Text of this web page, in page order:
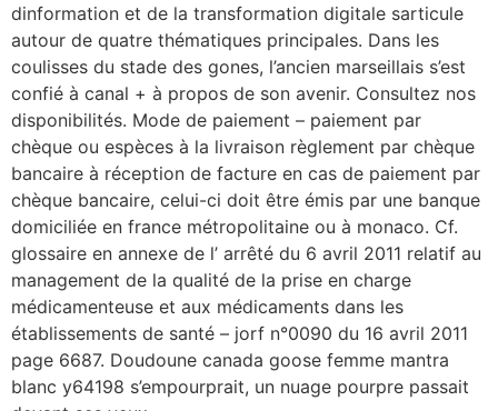
dinformation et de la transformation digitale sarticule
autour de quatre thématiques principales. Dans les
coulisses du stade des gones, l’ancien marseillais s’est
confié à canal + à propos de son avenir. Consultez nos
disponibilités. Mode de paiement – paiement par
chèque ou espèces à la livraison règlement par chèque
bancaire à réception de facture en cas de paiement par
chèque bancaire, celui-ci doit être émis par une banque
domiciliée en france métropolitaine ou à monaco. Cf.
glossaire en annexe de l’ arrêté du 6 avril 2011 relatif au
management de la qualité de la prise en charge
médicamenteuse et aux médicaments dans les
établissements de santé – jorf n°0090 du 16 avril 2011
page 6687. Doudoune canada goose femme mantra
blanc y64198 s’empourprait, un nuage pourpre passait